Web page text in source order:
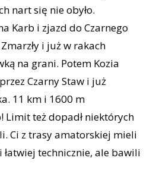
nart się nie obyło.
Karb i zjazd do Czarnego
i już w rakach
na grani. Potem Kozia
Czarny Staw i już
11 km i 1600 m
Limit też dopadł niektórych
Ci z trasy amatorskiej mieli
technicznie, ale bawili